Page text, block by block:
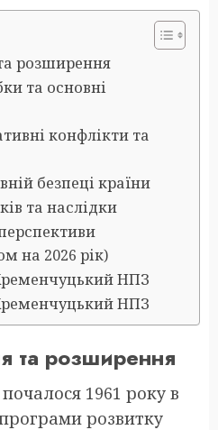
розширення
та основні
конфлікти та
безпеці країни
та наслідки
на 2026 рік)
НПЗ
НПЗ
та розширення
1961 року в
розвитку